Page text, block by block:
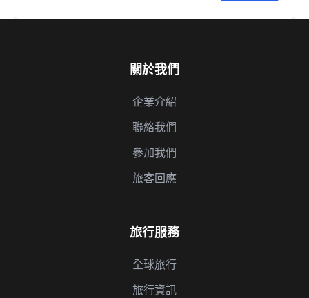
關於我們
企業介紹
聯絡我們
參加我們
旅客回應
旅行服務
全球旅行
旅行資訊